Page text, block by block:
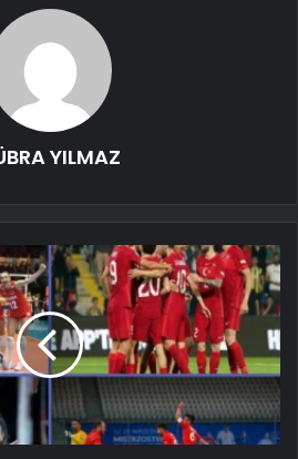
YILMAZ